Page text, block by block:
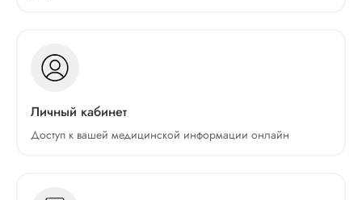
Личный кабинет
Доступ к вашей медицинской информации онлайн